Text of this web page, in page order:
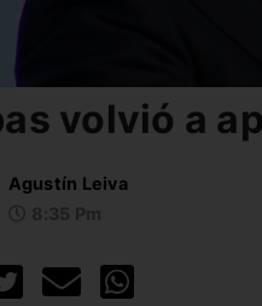
volvió a
Agustín Leiva